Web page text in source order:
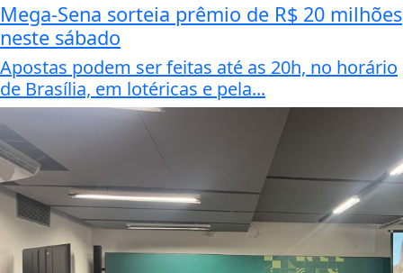
Mega-Sena sorteia prêmio de R$ 20 milhões
neste sábado
Apostas podem ser feitas até as 20h, no horário
de Brasília, em lotéricas e pela...